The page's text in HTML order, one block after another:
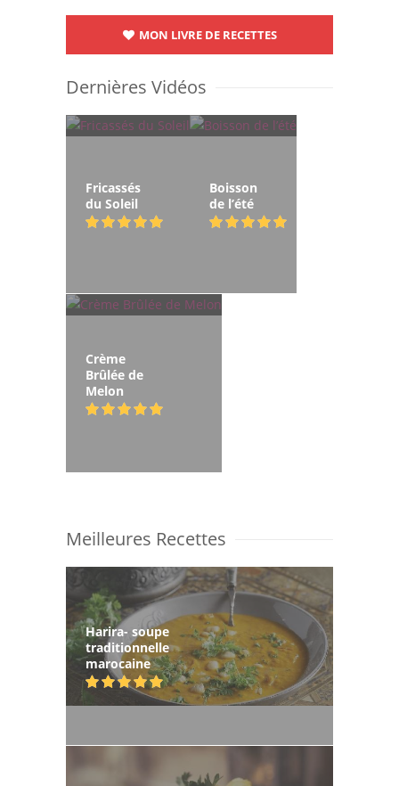
MON LIVRE DE RECETTES
Dernières Vidéos
Fricassés
du Soleil
Boisson
de l’été
Crème
Brûlée de
Melon
Meilleures Recettes
Harira- soupe
traditionnelle
marocaine